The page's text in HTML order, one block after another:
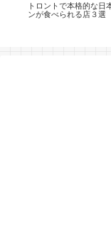
トロントで本格的な日
ンが食べられる店３選